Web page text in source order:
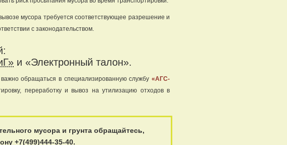
мусора требуется соответствующее разрешение и
с законодательством.
и «Электронный талон».
обращаться в специализированную службу «АГС-
переработку и вывоз на утилизацию отходов в
мусора и грунта обращайтесь,
+7(499)444-35-40.